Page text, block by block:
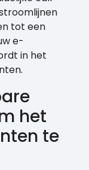
tot een
e-
in het
het
te